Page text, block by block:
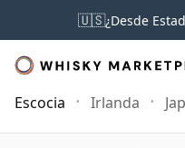
🇺🇸¿Desde
Escocia Irlanda